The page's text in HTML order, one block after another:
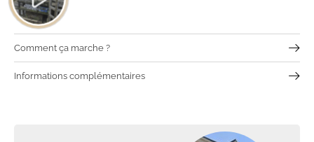
Comment ça marche ?
Informations complémentaires